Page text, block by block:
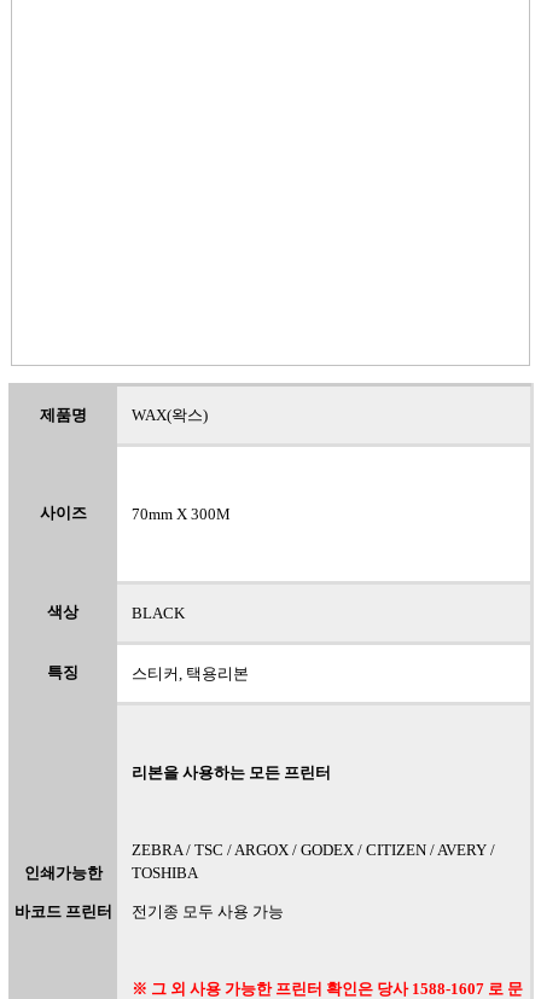
제품명 WAX(왁스)
사이즈 70mm X 300M
색상 BLACK
특징 스티커, 택용리본
인쇄가능한
바코드 프린터
리본을 사용하는 모든 프린터
ZEBRA / TSC / ARGOX / GODEX / CITIZEN / AVERY /
TOSHIBA
전기종 모두 사용 가능
※ 그 외 사용 가능한 프린터 확인은 당사 1588-1607 로 문